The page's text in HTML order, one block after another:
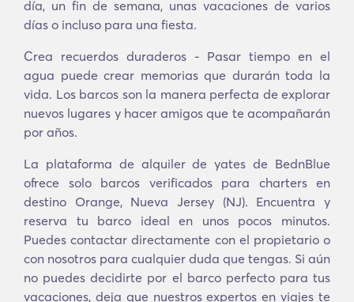
día, un fin de semana, unas vacaciones de varios
días o incluso para una fiesta.
Crea recuerdos duraderos - Pasar tiempo en el
agua puede crear memorias que durarán toda la
vida. Los barcos son la manera perfecta de explorar
nuevos lugares y hacer amigos que te acompañarán
por años.
La plataforma de alquiler de yates de BednBlue
ofrece solo barcos verificados para charters en
destino Orange, Nueva Jersey (NJ). Encuentra y
reserva tu barco ideal en unos pocos minutos.
Puedes contactar directamente con el propietario o
con nosotros para cualquier duda que tengas. Si aún
no puedes decidirte por el barco perfecto para tus
vacaciones, deja que nuestros expertos en viajes te